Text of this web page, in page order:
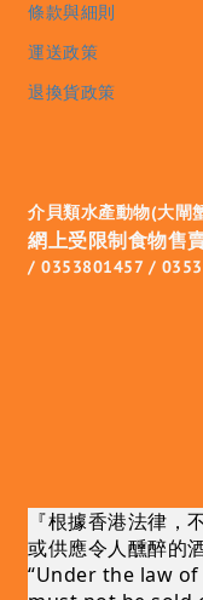
條款與細則
運送政策
退換貨政策
介貝類水產動物(大閘
網上受限制食物售
/ 0353801457 /
『根據香港法律，
或供應令人醺醉的
“Under the law